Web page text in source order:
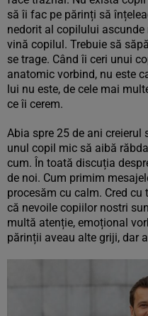
să îi fac pe părinți să
nedorit al copilului
vină copilul. Trebuie să
se trage. Când îi ceri unui
anatomic vorbind, nu este
lui nu este, de cele mai
ce îi cerem.
Abia spre 25 de ani creierul
unul copil mic să aibă
cum. În toată discuția
de noi. Cum primim
procesăm cu calm. Cred
că nevoile copiilor nostri
multă atenție, emoțional
părinții aveau alte griji, dar